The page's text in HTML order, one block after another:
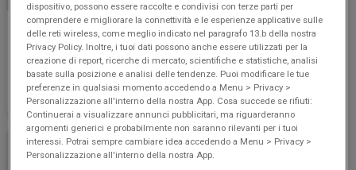
Euronics
In vacanza a tasso zero
Scade il 19/08
Euronics
Speciale Frigoriferi
Scade il 19/08
dispositivo, possono essere raccolte e condivisi con terze parti per
comprendere e migliorare la connettività e le esperienze applicative sulle
delle reti wireless, come meglio indicato nel paragrafo 13.b della nostra
Privacy Policy. Inoltre, i tuoi dati possono anche essere utilizzati per la
creazione di report, ricerche di mercato, scientifiche e statistiche, analisi
basate sulla posizione e analisi delle tendenze. Puoi modificare le tue
preferenze in qualsiasi momento accedendo a Menu > Privacy >
Personalizzazione all'interno della nostra App. Cosa succede se rifiuti:
Continuerai a visualizzare annunci pubblicitari, ma riguarderanno
argomenti generici e probabilmente non saranno rilevanti per i tuoi
interessi. Potrai sempre cambiare idea accedendo a Menu > Privacy >
Personalizzazione all'interno della nostra App.